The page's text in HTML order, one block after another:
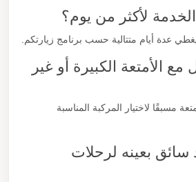
لأكثر من يوم؟
عدة أيام متتالية حسب برنامج زيارتكم.
الأمتعة الكبيرة أو غير
مسبقًا لاختيار المركبة المناسبة
بعينه لرحلات